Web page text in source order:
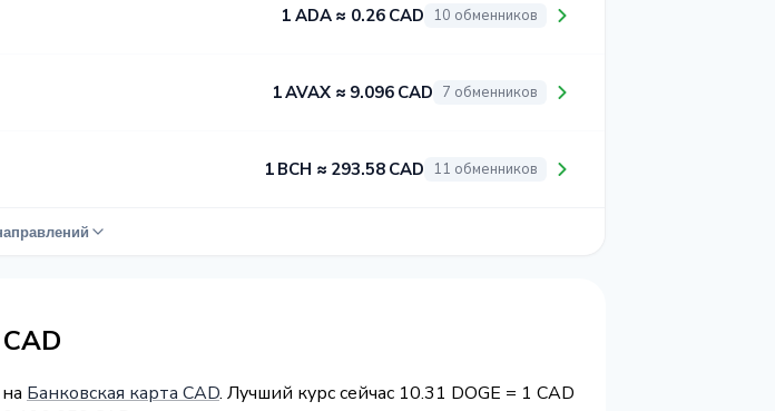
1 ADA ≈ 0.26 CAD 10 обменников
1 AVAX ≈ 9.096 CAD 7 обменников
1 BCH ≈ 293.58 CAD 11 обменников
на Банковская карта CAD. Лучший курс сейчас 10.31 DOGE = 1 CAD